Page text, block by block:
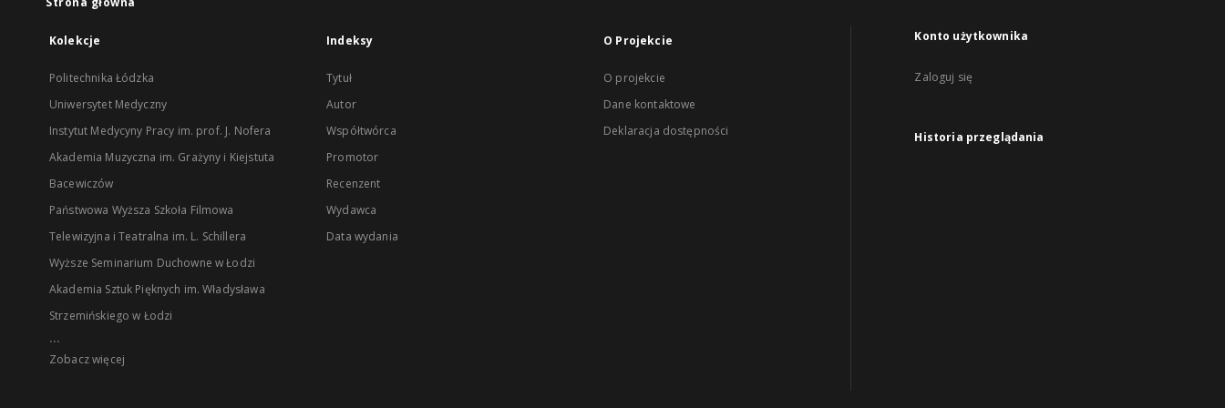
Kolekcje
Politechnika Łódzka
Uniwersytet Medyczny
Instytut Medycyny Pracy im. prof. J. Nofera
Akademia Muzyczna im. Grażyny i Kiejstuta
Bacewiczów
Państwowa Wyższa Szkoła Filmowa
Telewizyjna i Teatralna im. L. Schillera
Wyższe Seminarium Duchowne w Łodzi
Akademia Sztuk Pięknych im. Władysława
Strzemińskiego w Łodzi
...
Zobacz więcej
Indeksy
Tytuł
Autor
Współtwórca
Promotor
Recenzent
Wydawca
Data wydania
O Projekcie
O projekcie
Dane kontaktowe
Deklaracja dostępności
Konto użytkownika
Zaloguj się
Historia przeglądania